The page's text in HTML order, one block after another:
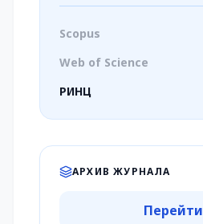
Scopus
Web of Science
РИНЦ
АРХИВ ЖУРНАЛА
Перейти